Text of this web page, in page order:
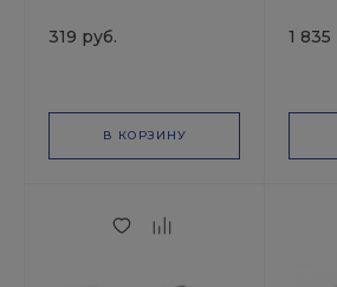
11141
319 руб.
В КОРЗИНУ
11140
1 835